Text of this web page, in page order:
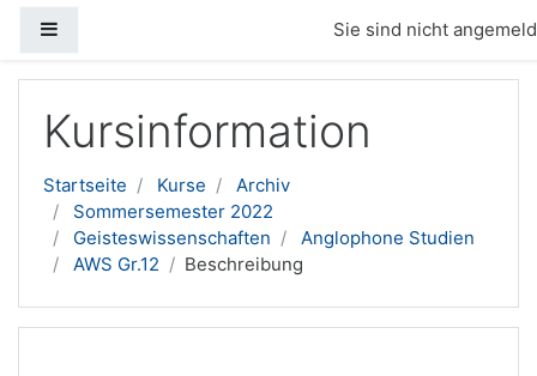
Sie sind nicht
Kursinformation
Startseite Kurse
Archiv
Sommersemester 2022
Geisteswissenschaften
Anglophone Studien
AWS Gr.12
Beschreibung